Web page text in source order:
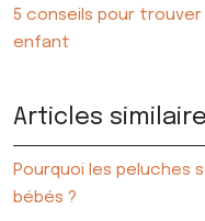
5 conseils pour
enfant
Articles
Pourquoi les peluches
bébés ?